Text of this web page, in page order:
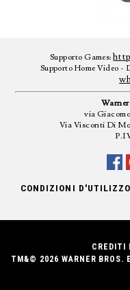
Supporto Games:
Supporto Home Video
via
Via Visconti Di
CONDIZIONI D'UTILIZZO
CREDITI
TM&© 2026 WARNER